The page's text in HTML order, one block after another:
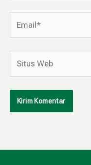
Web